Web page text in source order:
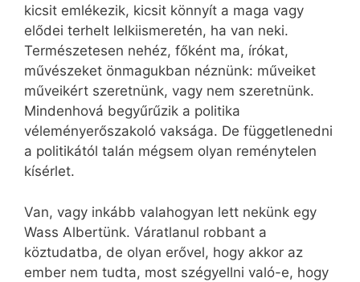
kicsit emlékezik, kicsit könnyít a maga vagy
elődei terhelt lelkiismeretén, ha van neki.
Természetesen nehéz, főként ma, írókat,
művészeket önmagukban néznünk: műveiket
műveikért szeretnünk, vagy nem szeretnünk.
Mindenhová begyűrűzik a politika
véleményerőszakoló vaksága. De függetlenedni
a politikától talán mégsem olyan reménytelen
kísérlet.
Van, vagy inkább valahogyan lett nekünk egy
Wass Albertünk. Váratlanul robbant a
köztudatba, de olyan erővel, hogy akkor az
ember nem tudta, most szégyellni való-e, hogy